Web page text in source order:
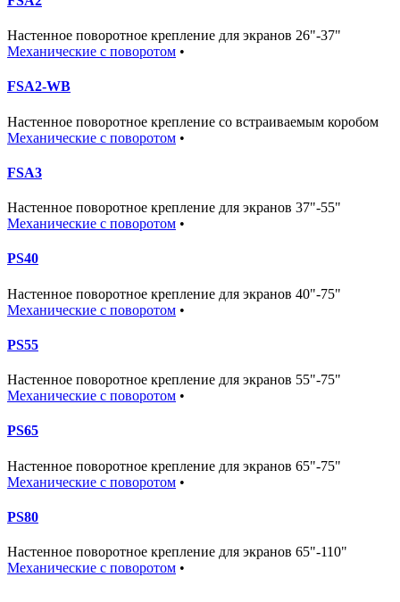
Настенное поворотное крепление для экранов 26"-37"
Механические с поворотом •
FSA2-WB
Настенное поворотное крепление со встраиваемым коробом
Механические с поворотом •
FSA3
Настенное поворотное крепление для экранов 37"-55"
Механические с поворотом •
PS40
Настенное поворотное крепление для экранов 40"-75"
Механические с поворотом •
PS55
Настенное поворотное крепление для экранов 55"-75"
Механические с поворотом •
PS65
Настенное поворотное крепление для экранов 65"-75"
Механические с поворотом •
PS80
Настенное поворотное крепление для экранов 65"-110"
Механические с поворотом •